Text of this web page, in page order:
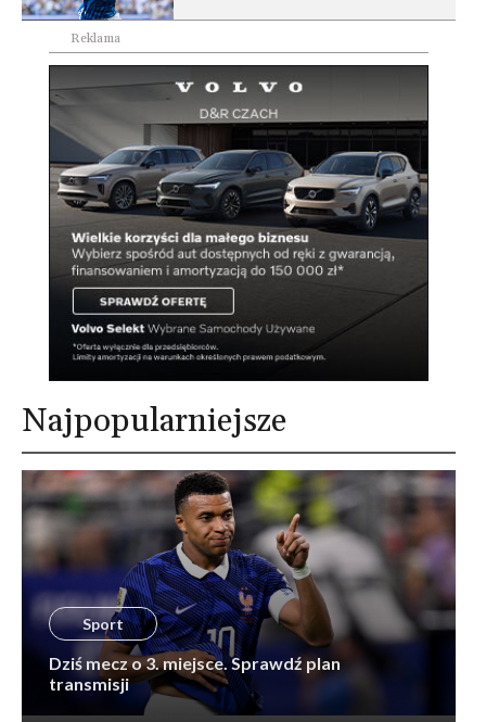
Reklama
Najpopularniejsze
Sport
Dziś mecz o 3. miejsce. Sprawdź plan
transmisji